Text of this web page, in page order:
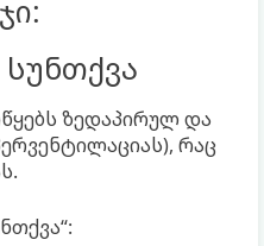
ზედაპირულ და
რაც